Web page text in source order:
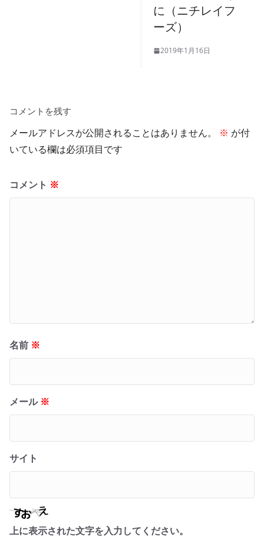
に（ニチレイフ
ーズ）
2019年1月16日
コメントを残す
メールアドレスが公開されることはありません。 ※ が付
いている欄は必須項目です
コメント ※
名前 ※
メール ※
サイト
上に表示された文字を入力してください。